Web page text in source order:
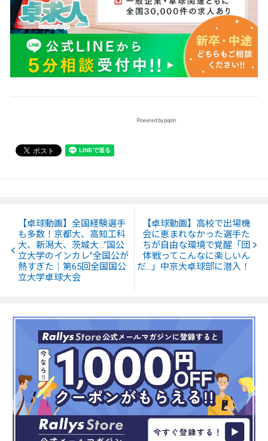
Powered by popIn
【卓球動画】全国経験選手
も多数！京都大、高知工科
大、新潟大、茨城大…“国公
立大学のインカレ”全国公が
熱すぎた｜第65回全国国公
立大学卓球大会
【卓球動画】高校で出場機
会に恵まれなかった選手た
ちが自由な環境で覚醒「団
体戦ってこんなに楽しいん
だ…」中京大卓球部に潜入！